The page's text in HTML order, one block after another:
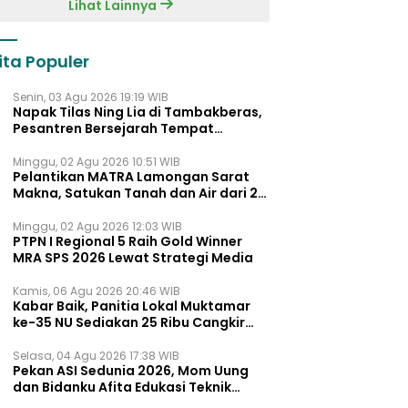
Lihat Lainnya
Populer
Senin, 03 Agu 2026 19:19 WIB
Napak Tilas Ning Lia di Tambakberas,
Pesantren Bersejarah Tempat
Minggu, 02 Agu 2026 10:51 WIB
Pelantikan MATRA Lamongan Sarat
Makna, Satukan Tanah dan Air dari 27
Minggu, 02 Agu 2026 12:03 WIB
PTPN I Regional 5 Raih Gold Winner
MRA SPS 2026 Lewat Strategi Media
Kamis, 06 Agu 2026 20:46 WIB
Kabar Baik, Panitia Lokal Muktamar
ke-35 NU Sediakan 25 Ribu Cangkir
Selasa, 04 Agu 2026 17:38 WIB
Pekan ASI Sedunia 2026, Mom Uung
dan Bidanku Afita Edukasi Teknik